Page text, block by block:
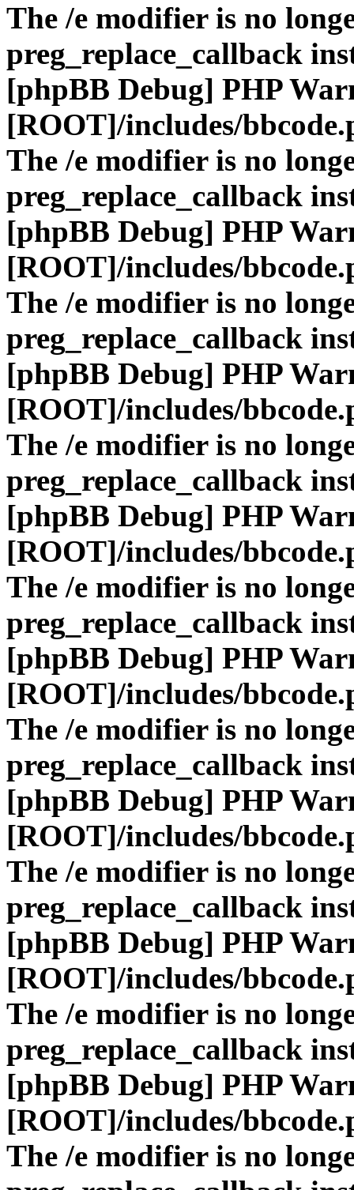
The /e modifier is no
preg_replace_callback
[phpBB Debug] PHP
[ROOT]/includes/
The /e modifier is no
preg_replace_callback
[phpBB Debug] PHP
[ROOT]/includes/
The /e modifier is no
preg_replace_callback
[phpBB Debug] PHP
[ROOT]/includes/
The /e modifier is no
preg_replace_callback
[phpBB Debug] PHP
[ROOT]/includes/
The /e modifier is no
preg_replace_callback
[phpBB Debug] PHP
[ROOT]/includes/
The /e modifier is no
preg_replace_callback
[phpBB Debug] PHP
[ROOT]/includes/
The /e modifier is no
preg_replace_callback
[phpBB Debug] PHP
[ROOT]/includes/
The /e modifier is no
preg_replace_callback
[phpBB Debug] PHP
[ROOT]/includes/
The /e modifier is no